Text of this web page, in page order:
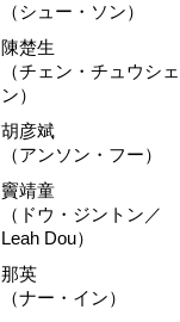
（シュー・ソン）
陳楚生
（チェン・チュウシェ
ン）
胡彦斌
（アンソン・フー）
竇靖童
（ドウ・ジントン／
Leah Dou）
那英
（ナー・イン）